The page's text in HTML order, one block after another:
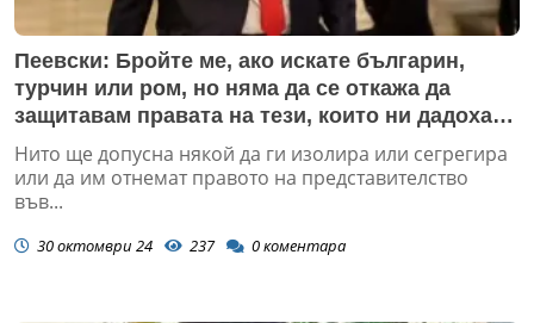
Пеевски: Бройте ме, ако искате българин,
турчин или ром, но няма да се откажа да
защитавам правата на тези, които ни дадоха
своето доверие
Нито ще допусна някой да ги изолира или сегрегира
или да им отнемат правото на представителство
във...
30 октомври 24 237 0коментара